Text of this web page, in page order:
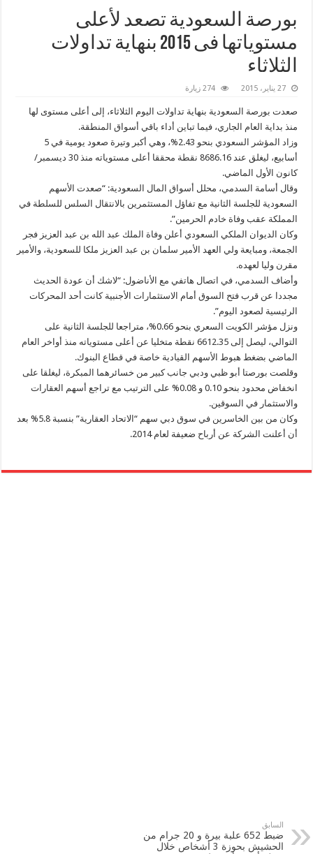
بورصة ‏السعودية‬ تصعد لأعلى
مستوياتها فى 2015 بنهاية تداولات
الثلاثاء
27 يناير، 2015 274 زيارة
صعدت بورصة السعودية بنهاية تداولات اليوم الثلاثاء، إلى أعلى مستوى لها
منذ بداية العام الجاري، فيما تباين أداء باقي أسواق المنطقة.
وزاد المؤشر السعودي بنحو 2.43%، وهي أكبر وتيرة صعود يومية في 5
أسابيع، ليغلق عند 8686.16 نقطة محققا أعلى مستوياته منذ 30 ديسمبر/
كانون الأول الماضي.
وقال أسامة السدمي، محلل أسواق المال السعودية: “صعدت الأسهم
السعودية للجلسة الثانية مع تفاؤل المستثمرين بالانتقال السلس للسلطة في
المملكة عقب وفاة خادم الحرمين”.
وكان الديوان الملكي السعودي أعلن وفاة الملك عبد الله بن عبد العزيز فجر
الجمعة، ومبايعة ولي العهد الأمير سلمان بن عبد العزيز ملكا للسعودية، والأمير
مقرن وليا لعهده.
وأضاف السدمي، في اتصال هاتفي مع الأناضول: “لاشك أن عودة الحديث
مجددا عن قرب فتح السوق أمام الاستثمارات الأجنبية كانت أحد المحركات
الرئيسية لصعود اليوم”.
ونزل مؤشر الكويت السعري بنحو 0.66%، متراجعا للجلسة الثانية على
التوالي، ليصل إلى 6612.35 نقطة متخليا عن أعلى مستوياته منذ أواخر العام
الماضي بضغط هبوط الأسهم القيادية خاصة في قطاع البنوك.
وقلصت بورصتا أبو ظبي ودبي جانب كبير من خسائرهما المبكرة، ليغلقا على
انخفاض محدود بنحو 0.10 و 0.08% على الترتيب مع تراجع أسهم العقارات
والاستثمار في السوقين.
وكان من بين الخاسرين في سوق دبي سهم “الاتحاد العقارية” بنسبة 5.8% بعد
أن أعلنت الشركة عن أرباح ضعيفة لعام 2014.
السابق
ضبط 652 علبة بيرة و 20 جرام من
الحشيش بحوزة 3 أشخاص خلال